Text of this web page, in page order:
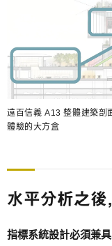
遠百信義 A13 整體建築剖面
體驗的大方盒
水平分析之後
指標系統設計必須兼